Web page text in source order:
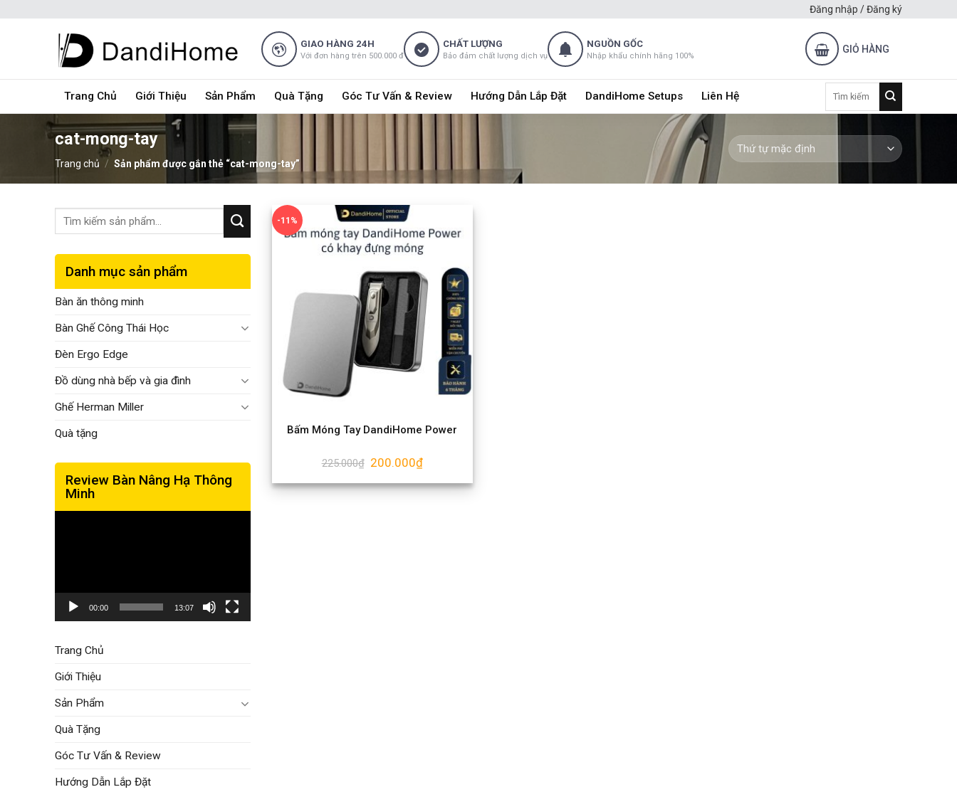
Đăng nhập / Đăng ký
GIAO HÀNG 24H
Với đơn hàng trên 500.000 đ
CHẤT LƯỢNG
Bảo đảm chất lượng dịch vụ
NGUỒN GỐC
Nhập khẩu chính hãng 100%
GIỎ HÀNG
Trang Chủ Giới Thiệu Sản Phẩm Quà Tặng Góc Tư Vấn & Review Hướng Dẫn Lắp Đặt DandiHome Setups Liên Hệ
kiếm:
cat-mong-tay
Trang chủ / Sản phẩm được gắn thẻ “cat-mong-tay”
Danh mục sản phẩm
Bàn ăn thông minh
Bàn Ghế Công Thái Học
Đèn Ergo Edge
Đồ dùng nhà bếp và gia đình
Ghế Herman Miller
Quà tặng
Review Bàn Nâng Hạ Thông
Minh
00:00 13:07
Trang Chủ
Giới Thiệu
Sản Phẩm
Quà Tặng
Góc Tư Vấn & Review
Hướng Dẫn Lắp Đặt
-11%
Bấm Móng Tay DandiHome Power
225.000₫ 200.000₫